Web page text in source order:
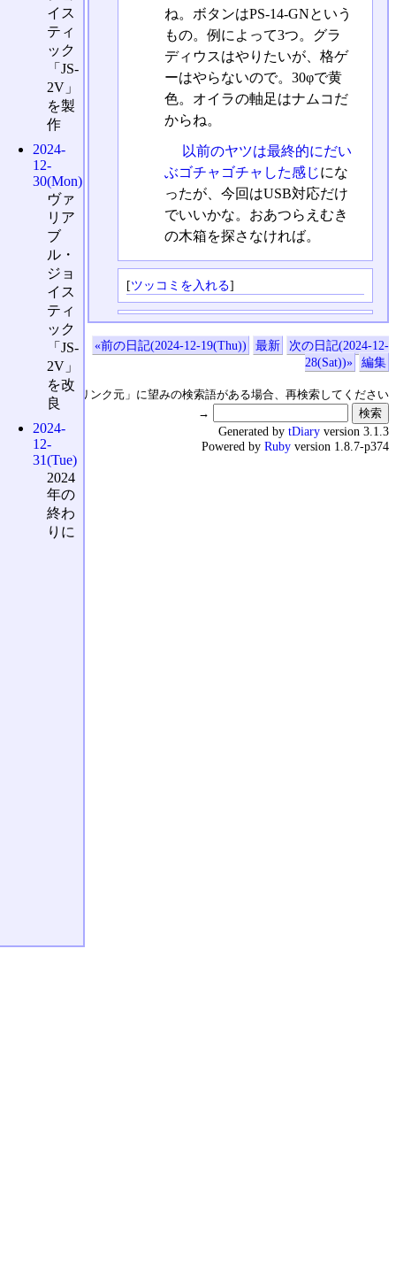
ね。ボタンはPS-14-GNという
もの。例によって3つ。グラ
ディウスはやりたいが、格ゲ
ーはやらないので。30φで黄
色。オイラの軸足はナムコだ
からね。
以前のヤツは最終的にだい
ぶゴチャゴチャした感じにな
ったが、今回はUSB対応だけ
でいいかな。おあつらえむき
の木箱を探さなければ。
[ツッコミを入れる]
«前の日記(2024-12-19(Thu)) 最新
次の日記(2024-12-
28(Sat))»
編集
↑の「本日のリンク元」に望みの検索語がある場合、再検索してください
→
イス
ティ
ック
「JS-
2V」
を製
作
2024-
12-
30(Mon)
ヴァ
リア
ブ
ル・
ジョ
イス
ティ
ック
「JS-
2V」
を改
良
2024-
12-
31(Tue)
2024
年の
終わ
りに
Generated by tDiary version 3.1.3
Powered by Ruby version 1.8.7-p374